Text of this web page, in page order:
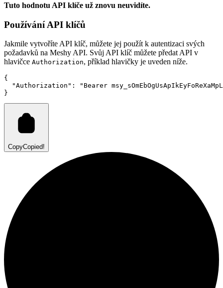
Tuto hodnotu API klíče už znovu neuvidíte.
Používání API klíčů
Jakmile vytvoříte API klíč, můžete jej použít k autentizaci svých
požadavků na Meshy API. Svůj API klíč můžete předat API v
hlavičce Authorization, příklad hlavičky je uveden níže.
{
"Authorization" :
"Bearer
}
CopyCopied!